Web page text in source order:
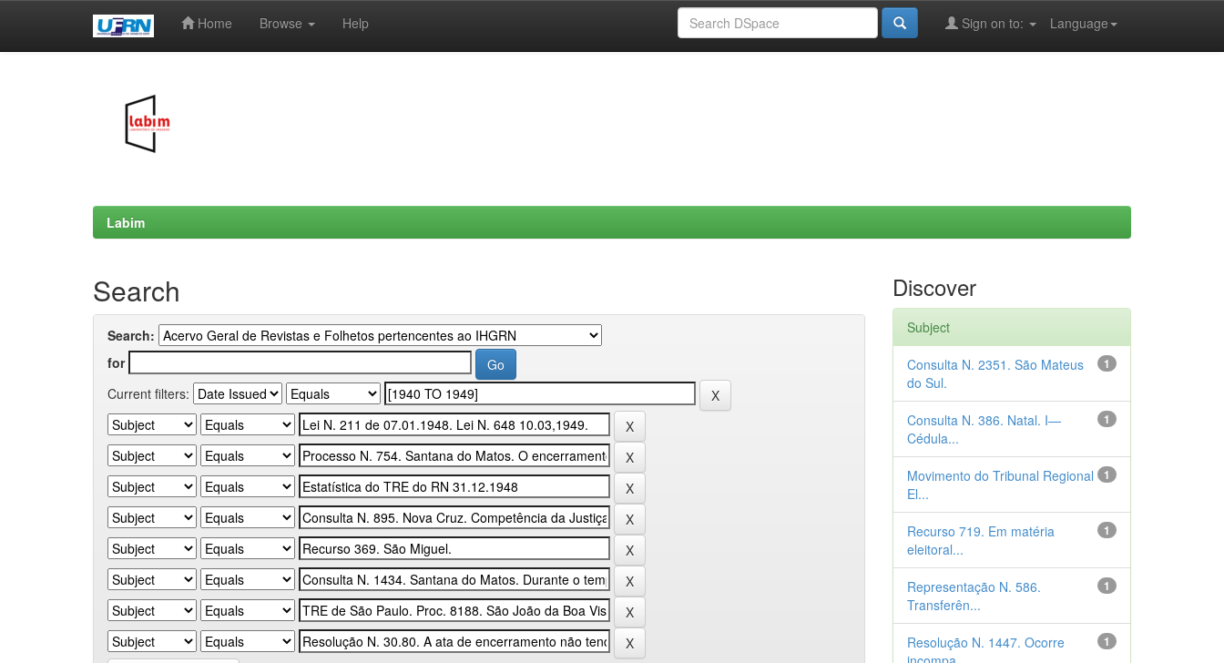
Home Browse Help Language
Sign on to:
Labim
Search
Search:
for
Current filters:
Discover
Subject
1
Consulta N. 2351. São Mateus
do Sul.
1
Consulta N. 386. Natal. I—
Cédula...
1
Movimento do Tribunal Regional
El...
1
Recurso 719. Em matéria
eleitoral...
1
Representação N. 586.
Transferên...
1
Resolução N. 1447. Ocorre